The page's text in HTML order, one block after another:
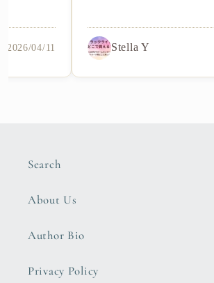
2026/04/11 Stella Y
Search
About Us
Author Bio
Privacy Policy